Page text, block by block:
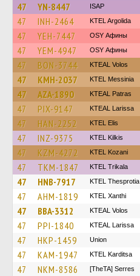
47 YN-8447 ISAP
47 INH-2464 KTEL Argolida
47 YEH-7447 OSY Афины
47 YEM-4947 OSY Афины
47 BON-3744 KTEAL Volos
47 KMH-2037 KTEL Messinia
47 AZA-1890 KTEAL Patras
47 PIX-9147 KTEAL Larissa
47 HAN-2252 KTEL Elis
47 INZ-9375 KTEL Kilkis
47 KZM-4272 ΚΤΕL Kozani
47 TKM-1847 ΚΤΕL Τrikala
47 HNB-7917 KTEL Thesprotia
47 AHM-1819 KTEL Xanthi
47 BBA-3312 KTEAL Volos
47 PPI-1840 KTEAL Larissa
47 HKP-1459 Union
47 KAM-1947 ΚΤΕL Karditsa
47 NKM-8586 [TheTA] Serres